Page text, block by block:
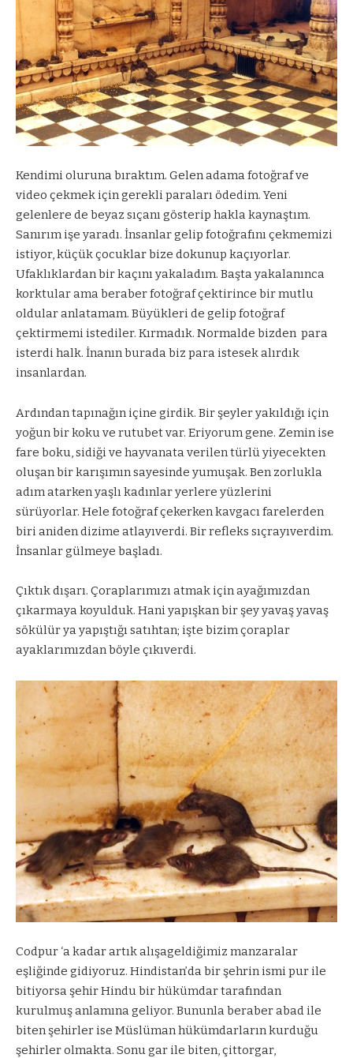
Kendimi oluruna bıraktım. Gelen adama fotoğraf ve
video çekmek için gerekli paraları ödedim. Yeni
gelenlere de beyaz sıçanı gösterip hakla kaynaştım.
Sanırım işe yaradı. İnsanlar gelip fotoğrafını çekmemizi
istiyor, küçük çocuklar bize dokunup kaçıyorlar.
Ufaklıklardan bir kaçını yakaladım. Başta yakalanınca
korktular ama beraber fotoğraf çektirince bir mutlu
oldular anlatamam. Büyükleri de gelip fotoğraf
çektirmemi istediler. Kırmadık. Normalde bizden para
isterdi halk. İnanın burada biz para istesek alırdık
insanlardan.
Ardından tapınağın içine girdik. Bir şeyler yakıldığı için
yoğun bir koku ve rutubet var. Eriyorum gene. Zemin ise
fare boku, sidiği ve hayvanata verilen türlü yiyecekten
oluşan bir karışımın sayesinde yumuşak. Ben zorlukla
adım atarken yaşlı kadınlar yerlere yüzlerini
sürüyorlar. Hele fotoğraf çekerken kavgacı farelerden
biri aniden dizime atlayıverdi. Bir refleks sıçrayıverdim.
İnsanlar gülmeye başladı.
Çıktık dışarı. Çoraplarımızı atmak için ayağımızdan
çıkarmaya koyulduk. Hani yapışkan bir şey yavaş yavaş
sökülür ya yapıştığı satıhtan; işte bizim çoraplar
ayaklarımızdan böyle çıkıverdi.
Codpur ‘a kadar artık alışageldiğimiz manzaralar
eşliğinde gidiyoruz. Hindistan’da bir şehrin ismi pur ile
bitiyorsa şehir Hindu bir hükümdar tarafından
kurulmuş anlamına geliyor. Bununla beraber abad ile
biten şehirler ise Müslüman hükümdarların kurduğu
şehirler olmakta. Sonu gar ile biten, çittorgar,